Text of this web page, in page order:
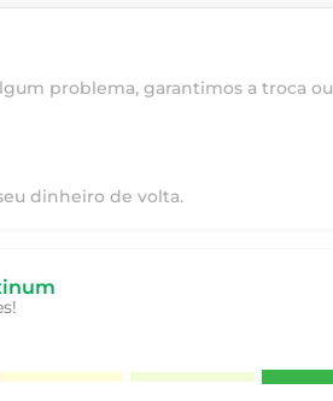
problema, garantimos a troca ou
dinheiro de volta.